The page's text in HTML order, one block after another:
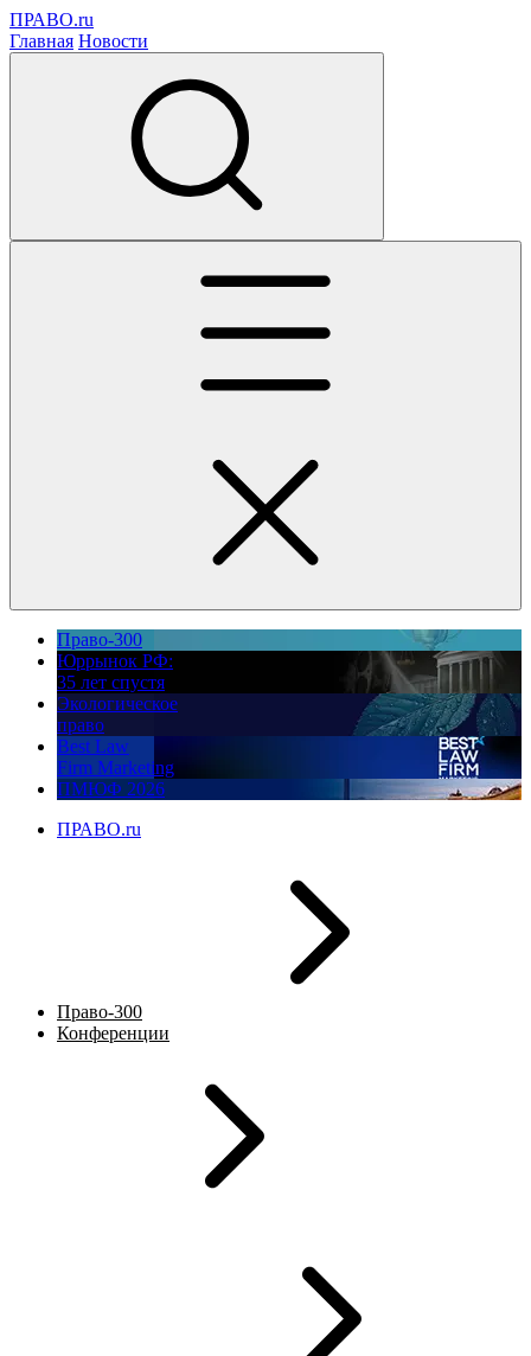
ПРАВО.ru
Главная Новости
Право-300
Юррынок РФ:
35 лет спустя
Экологическое
право
Best Law
Firm Marketing
ПМЮФ 2026
ПРАВО.ru
Право-300
Конференции